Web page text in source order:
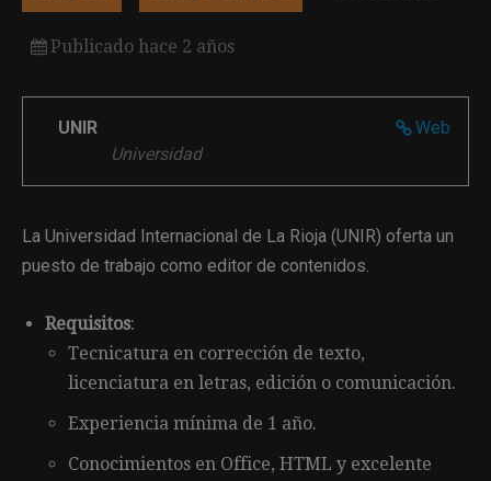
Publicado hace 2 años
Web
UNIR
Universidad
La Universidad Internacional de La Rioja (UNIR) oferta un
puesto de trabajo como editor de contenidos.
Requisitos:
Tecnicatura en corrección de texto,
licenciatura en letras, edición o comunicación.
Experiencia mínima de 1 año.
Conocimientos en Office, HTML y excelente